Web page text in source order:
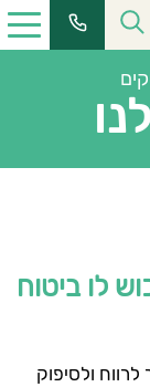
לו ביטוח
ולסיפוק